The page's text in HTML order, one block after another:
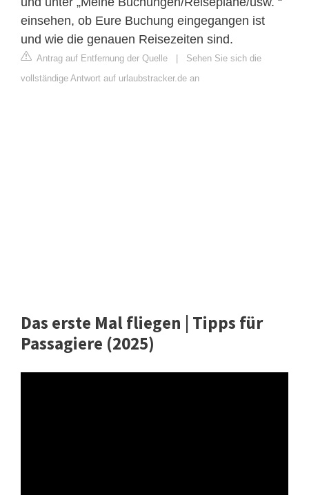
einsehen, ob Eure Buchung eingegangen ist
und wie die genauen Reisezeiten sind.
Antrag auf Entfernung der Quelle
Sehen Sie sich die
vollständige Antwort auf urlaubstracker.de an
Das erste Mal fliegen | Tipps für
Passagiere (2025)